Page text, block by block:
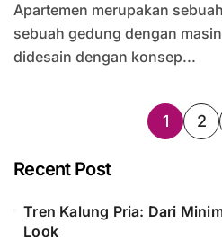
Apartemen merupakan sebuah hunian bersama dalam
sebuah gedung dengan
didesain dengan konsep...
Posts
1 2
Recent Post
Tren Kalung Pria: Dari
Look